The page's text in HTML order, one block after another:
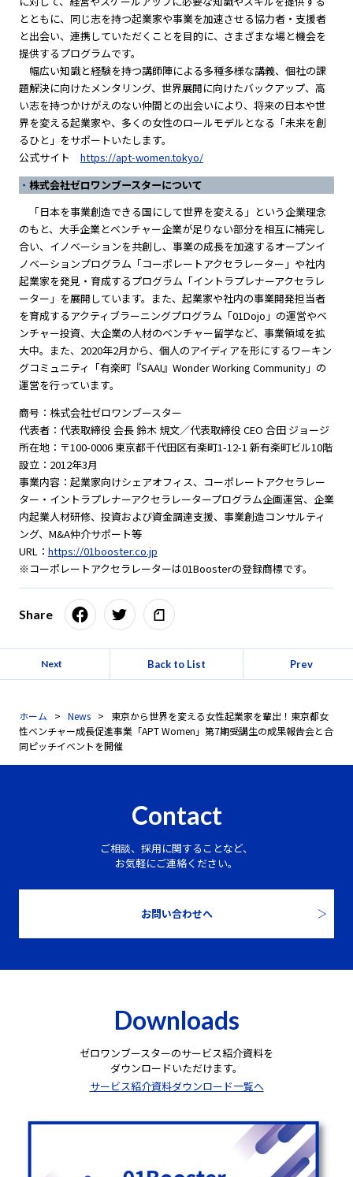
とともに、同じ志を持つ起業家や事業を加速させる協力者・支援者
と出会い、連携していただくことを目的に、さまざまな場と機会を
提供するプログラムです。
幅広い知識と経験を持つ講師陣による多種多様な講義、個社の課
題解決に向けたメンタリング、世界展開に向けたバックアップ、高
い志を持つかけがえのない仲間との出会いにより、将来の日本や世
界を変える起業家や、多くの女性のロールモデルとなる「未来を創
るひと」をサポートいたします。
公式サイト https://apt-women.tokyo/
株式会社ゼロワンブースターについて
「日本を事業創造できる国にして世界を変える」という企業理念
のもと、大手企業とベンチャー企業が足りない部分を相互に補完し
合い、イノベーションを共創し、事業の成長を加速するオープンイ
ノベーションプログラム「コーポレートアクセラレーター」や社内
起業家を発見・育成するプログラム「イントラプレナーアクセラレ
ーター」を展開しています。また、起業家や社内の事業開発担当者
を育成するアクティブラーニングプログラム「01Dojo」の運営やベ
ンチャー投資、大企業の人材のベンチャー留学など、事業領域を拡
大中。また、2020年2月から、個人のアイディアを形にするワーキン
グコミュニティ「有楽町『SAAI』Wonder Working Community」の
運営を行っています。
商号：株式会社ゼロワンブースター
代表者：代表取締役 会長 鈴木 規文／代表取締役 CEO 合田 ジョージ
所在地：〒100-0006 東京都千代田区有楽町1-12-1 新有楽町ビル10階
設立：2012年3月
事業内容：起業家向けシェアオフィス、コーポレートアクセラレー
ター・イントラプレナーアクセラレータープログラム企画運営、企業
内起業人材研修、投資および資金調達支援、事業創造コンサルティ
ング、M&A仲介サポート等
URL： https://01booster.co.jp
※コーポレートアクセラレーターは01Boosterの登録商標です。
Share
Next Back to List Prev
ホーム News
東京から世界を変える女性起業家を輩出！東京都女
性ベンチャー成長促進事業「APT Women」第7期受講生の成果報告会と合
同ピッチイベントを開催
Contact
ご相談、採用に関することなど、
お気軽にご連絡ください。
お問い合わせへ
Downloads
ゼロワンブースターのサービス紹介資料を
ダウンロードいただけます。
サービス紹介資料ダウンロード一覧へ